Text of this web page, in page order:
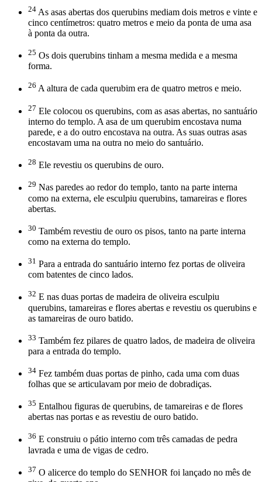
24 As asas abertas dos querubins mediam dois metros e vinte e
cinco centímetros: quatro metros e meio da ponta de uma asa
à ponta da outra.
25 Os dois querubins tinham a mesma medida e a mesma
forma.
26 A altura de cada querubim era de quatro metros e meio.
27 Ele colocou os querubins, com as asas abertas, no santuário
interno do templo. A asa de um querubim encostava numa
parede, e a do outro encostava na outra. As suas outras asas
encostavam uma na outra no meio do santuário.
28 Ele revestiu os querubins de ouro.
29 Nas paredes ao redor do templo, tanto na parte interna
como na externa, ele esculpiu querubins, tamareiras e flores
abertas.
30 Também revestiu de ouro os pisos, tanto na parte interna
como na externa do templo.
31 Para a entrada do santuário interno fez portas de oliveira
com batentes de cinco lados.
32 E nas duas portas de madeira de oliveira esculpiu
querubins, tamareiras e flores abertas e revestiu os querubins e
as tamareiras de ouro batido.
33 Também fez pilares de quatro lados, de madeira de oliveira
para a entrada do templo.
34 Fez também duas portas de pinho, cada uma com duas
folhas que se articulavam por meio de dobradiças.
35 Entalhou figuras de querubins, de tamareiras e de flores
abertas nas portas e as revestiu de ouro batido.
36 E construiu o pátio interno com três camadas de pedra
lavrada e uma de vigas de cedro.
37 O alicerce do templo do SENHOR foi lançado no mês de